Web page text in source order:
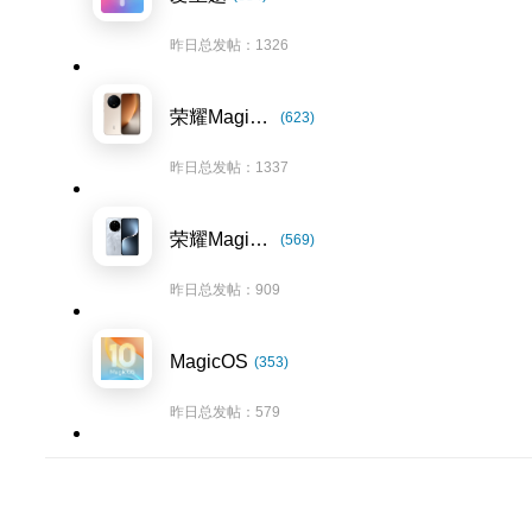
昨日总发帖：1326
荣耀Magic8系列 (623)
昨日总发帖：1337
荣耀Magic7系列 (569)
昨日总发帖：909
MagicOS (353)
昨日总发帖：579